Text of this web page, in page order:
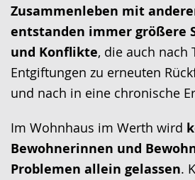
Zusammenleben mit
entstanden immer größere
und Konflikte, die auch nach
Entgiftungen zu erneuten
und nach in eine chronische
Im Wohnhaus im Werth wird
Bewohnerinnen und
Problemen allein gelassen.